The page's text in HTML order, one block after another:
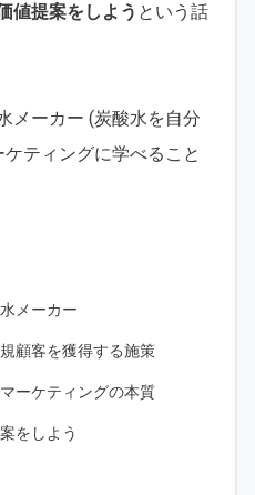
値提案をしよう という話
メーカー (炭酸水を自分
ティングに学べること
メーカー
顧客を獲得する施策
ーケティングの本質
をしよう